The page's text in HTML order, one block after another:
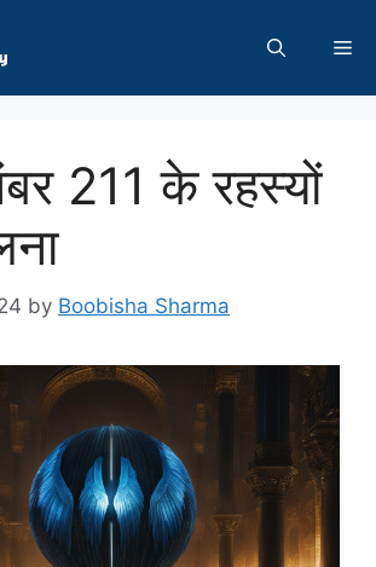
211 के रहस्यों
by Boobisha Sharma